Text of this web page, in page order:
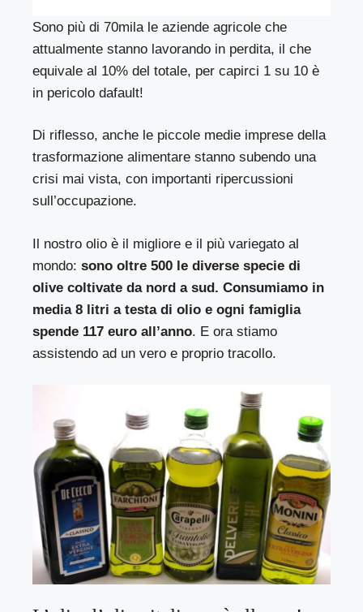
Sono più di 70mila le aziende agricole che
attualmente stanno lavorando in perdita, il che
equivale al 10% del totale, per capirci 1 su 10 è
in pericolo dafault!
Di riflesso, anche le piccole medie imprese della
trasformazione alimentare stanno subendo una
crisi mai vista, con importanti ripercussioni
sull’occupazione.
Il nostro olio è il migliore e il più variegato al
mondo:sono oltre 500 le diverse specie di
olive coltivate da nord a sud. Consumiamo in
media 8 litri a testa di olio e ogni famiglia
spende 117 euro all’anno. E ora stiamo
assistendo ad un vero e proprio tracollo.